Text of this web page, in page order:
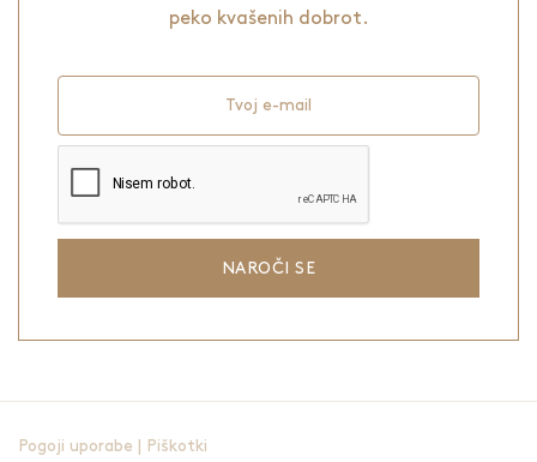
peko kvašenih dobrot.
Tvoj e-mail
NAROČI SE
Pogoji uporabe Piškotki